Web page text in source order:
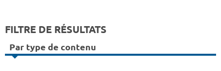
FILTRE DE RÉSULTATS
Par type de contenu